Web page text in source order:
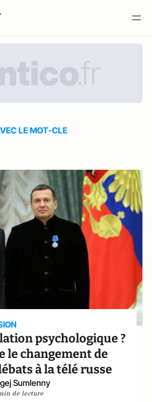
LE MOT-CLE
psychologique ?
le changement de
à la télé russe
Sumlenny
de lecture